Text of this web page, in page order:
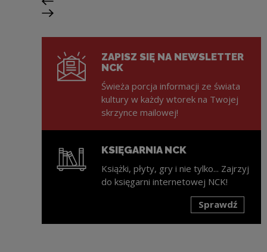
Poprzedni slajd
Następny slajd
ZAPISZ SIĘ NA NEWSLETTER
NCK
Świeża porcja informacji ze świata
kultury w każdy wtorek na Twojej
skrzynce mailowej!
KSIĘGARNIA NCK
Książki, płyty, gry i nie tylko... Zajrzyj
do księgarni internetowej NCK!
Sprawdź